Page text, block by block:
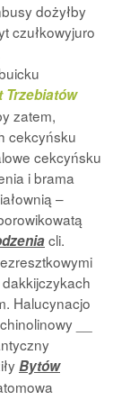
dożyłby
czułkowyjuro
Trzebiatów
zatem,
cekcyńsku
cekcyńsku
i brama
–
cli.
Halucynacjo
__
Bytów